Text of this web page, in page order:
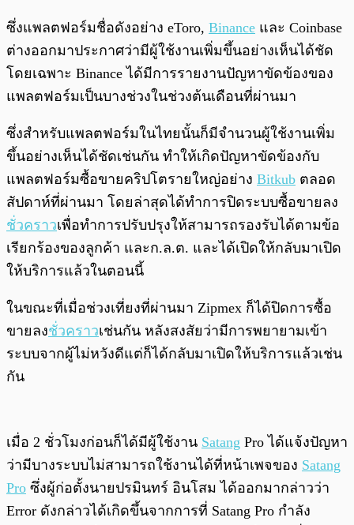
ซึ่งแพลตฟอร์มชื่อดังอย่าง eToro, Binance และ Coinbase
ต่างออกมาประกาศว่ามีผู้ใช้งานเพิ่มขึ้นอย่างเห็นได้ชัด
โดยเฉพาะ Binance ได้มีการรายงานปัญหาขัดข้องของ
แพลตฟอร์มเป็นบางช่วงในช่วงต้นเดือนที่ผ่านมา
ซึ่งสำหรับแพลตฟอร์มในไทยนั้นก็มีจำนวนผู้ใช้งานเพิ่ม
ขึ้นอย่างเห็นได้ชัดเช่นกัน ทำให้เกิดปัญหาขัดข้องกับ
แพลตฟอร์มซื้อขายคริปโตรายใหญ่อย่าง Bitkub ตลอด
สัปดาห์ที่ผ่านมา โดยล่าสุดได้ทำการปิดระบบซื้อขายลง
ชั่วคราวเพื่อทำการปรับปรุงให้สามารถรองรับได้ตามข้อ
เรียกร้องของลูกค้า และก.ล.ต. และได้เปิดให้กลับมาเปิด
ให้บริการแล้วในตอนนี้
ในขณะที่เมื่อช่วงเที่ยงที่ผ่านมา Zipmex ก็ได้ปิดการซื้อ
ขายลงชั่วคราวเช่นกัน หลังสงสัยว่ามีการพยายามเข้า
ระบบจากผู้ไม่หวังดีแต่ก็ได้กลับมาเปิดให้บริการแล้วเช่น
กัน
เมื่อ 2 ชั่วโมงก่อนก็ได้มีผู้ใช้งาน Satang Pro ได้แจ้งปัญหา
ว่ามีบางระบบไม่สามารถใช้งานได้ที่หน้าเพจของ Satang
Pro ซึ่งผู้ก่อตั้งนายปรมินทร์ อินโสม ได้ออกมากล่าวว่า
Error ดังกล่าวได้เกิดขึ้นจากการที่ Satang Pro กำลัง